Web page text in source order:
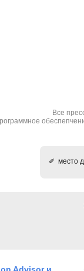
Все
✐ место